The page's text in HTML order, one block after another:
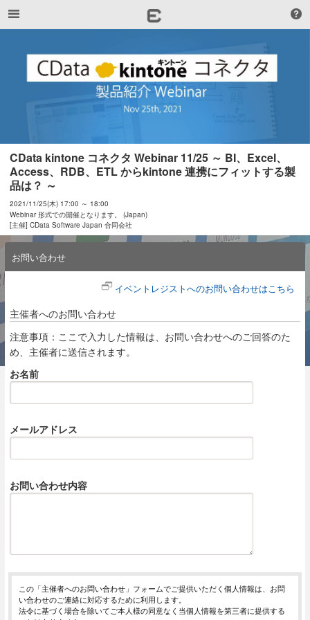
CData kintone コネクタ Webinar 11/25 ～ BI、Excel、
Access、RDB、ETL からkintone 連携にフィットする製
品は？ ～
2021/11/25(木) 17:00 ～ 18:00
Webinar 形式での開催となります。 (Japan)
[主催] CData Software Japan 合同会社
お問い合わせ
イベントレジストへのお問い合わせはこちら
主催者へのお問い合わせ
注意事項：ここで入力した情報は、お問い合わせへのご回答のた
め、主催者に送信されます。
お名前
メールアドレス
お問い合わせ内容
この「主催者へのお問い合わせ」フォームでご提供いただく個人情報は、お問
い合わせのご連絡に対応するために利用します。
法令に基づく場合を除いてご本人様の同意なく当個人情報を第三者に提供する